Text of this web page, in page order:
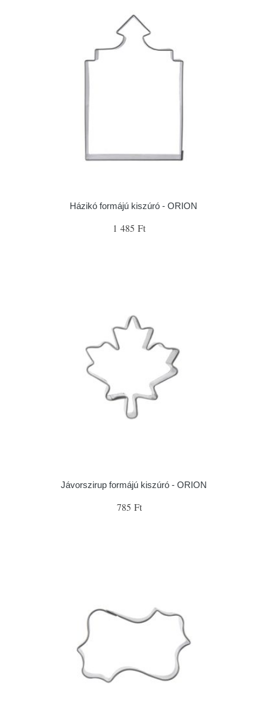
Házikó formájú kiszúró - ORION
1 485 Ft
Jávorszirup formájú kiszúró - ORION
785 Ft